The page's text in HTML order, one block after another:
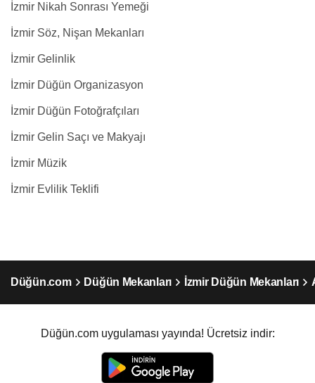
İzmir Nikah Sonrası Yemeği
İzmir Söz, Nişan Mekanları
İzmir Gelinlik
İzmir Düğün Organizasyon
İzmir Düğün Fotoğrafçıları
İzmir Gelin Saçı ve Makyajı
İzmir Müzik
İzmir Evlilik Teklifi
Düğün.com Düğün Mekanları İzmir Düğün Mekanları
Düğün.com uygulaması yayında! Ücretsiz indir: